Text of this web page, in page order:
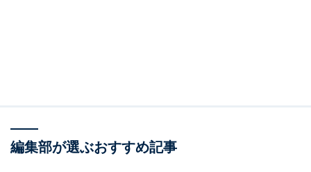
編集部が選ぶおすすめ記事